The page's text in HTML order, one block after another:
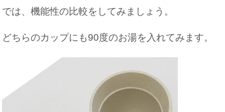
では、機能性の比較をしてみましょう。
どちらのカップにも90度のお湯を入れてみます。